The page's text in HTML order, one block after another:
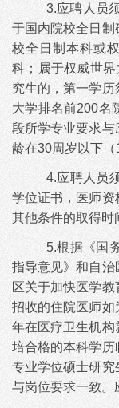
3.应聘人员
于国内院校全日制
校全日制本科或
科；属于权威世
究生的，第一学
大学排名前200名
段所学专业要求
龄在30周岁以下（
4.应聘人员
学位证书，医师资
其他条件的取得时
5.根据《国
指导意见》和自
区关于加快医学
招收的住院医师如
年在医疗卫生机构
培合格的本科学历
专业学位硕士研究
与岗位要求一致。